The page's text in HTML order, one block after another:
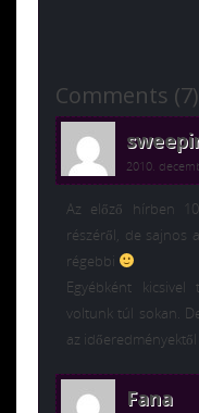
Comments (7)
2010.
Az előző hírben
részéről, de sajnos
régebbi
Egyébként
voltunk túl sokan.
az időeredményektől
Fana